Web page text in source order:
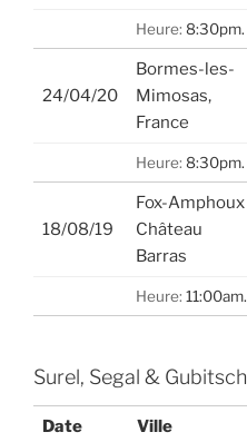
Heure: 8:30pm.
24/04/20
Bormes-les-
Mimosas,
France
Heure: 8:30pm.
18/08/19
Fox-Amphoux
Château
Barras
Heure: 11:00am.
Surel, Segal & Gubitsch
Date Ville